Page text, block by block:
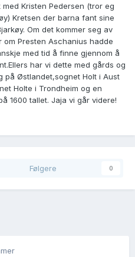
Kristen Pedersen (tror eg
Kretsen der barna fant sine
Om det kommer seg av
Presten Aschanius hadde
med tid å finne gjennom å
har vi dette med gårds og
på Østlandet,sognet Holt i Aust
Holte i Trondheim og en
1600 tallet. Jaja vi går videre!
Følgere 0